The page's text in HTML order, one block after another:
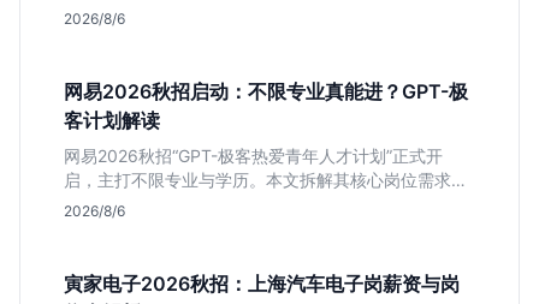
深度解析管培生项目，明确文商科主攻品牌营销、理工
2026/8/6
网易2026秋招启动：不限专业真能进？GPT-极
客计划解读
网易2026秋招“GPT-极客热爱青年人才计划”正式开
启，主打不限专业与学历。本文拆解其核心岗位需求
（技术研发、游戏策划、算法），分析非科班同学的投
2026/8/6
寅家电子2026秋招：上海汽车电子岗薪资与岗